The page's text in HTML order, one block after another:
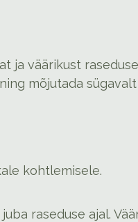
ja väärikust
mõjutada
kohtlemisele.
raseduse ajal.